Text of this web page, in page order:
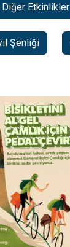
Diğer Etkinlikler
Şenliği